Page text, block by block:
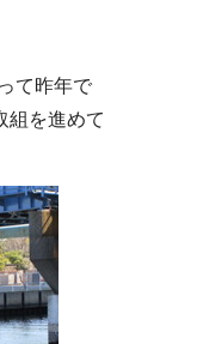
て昨年で
組を進めて